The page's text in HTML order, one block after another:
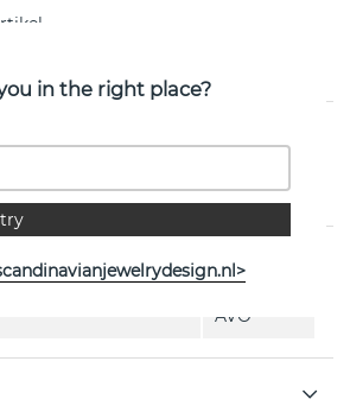
zilveren van het Zweedse Efva
AVO
in the right place?